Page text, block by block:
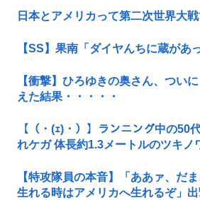
日本とアメリカって第二次世界大
【SS】果南「ダイヤんちに蔵があ
【衝撃】ひろゆきの奥さん、つい
えた結果・・・・・
【（・(ｪ)・）】ランニング中の50
れケガ 体長約1.3メートルのツキノ
【特攻隊員の本音】「ああァ、だ
生れる時はアメリカへ生れるぞ」